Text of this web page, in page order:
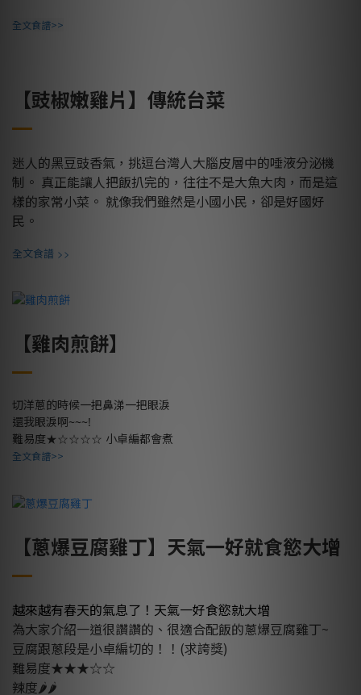
全文食譜>>
【豉椒嫩雞片】傳統台菜
迷人的黑豆豉香氣，挑逗台灣人大腦皮層中的唾液分泌機
制。 真正能讓人把飯扒完的，往往不是大魚大肉，而是這
樣的家常小菜。 就像我們雖然是小國小民，卻是好國好
民。
全文食譜 >>
【雞肉煎餅】
切洋蔥的時候一把鼻涕一把眼淚
還我眼淚啊~~~!
難易度★☆☆☆☆ 小卓編都會煮
全文食譜>>
【蔥爆豆腐雞丁】天氣一好就食慾大增
越來越有春天的氣息了！天氣一好食慾就大增
為大家介紹一道很讚讚的、 很適合配飯的蔥爆豆腐雞丁~
豆腐跟蔥段是小卓編切的！！(求誇獎)
難易度★★★☆☆
辣度🌶🌶